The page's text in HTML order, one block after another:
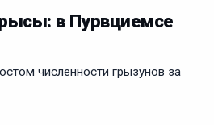
в Пурвциемсе
численности грызунов за